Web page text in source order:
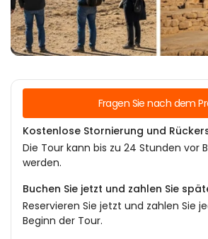
Fragen Sie nach dem
Kostenlose Stornierung und
Die Tour kann bis zu 24 Stunden vor
werden.
Buchen Sie jetzt und zahlen Sie
Reservieren Sie jetzt und zahlen Sie
Beginn der Tour.